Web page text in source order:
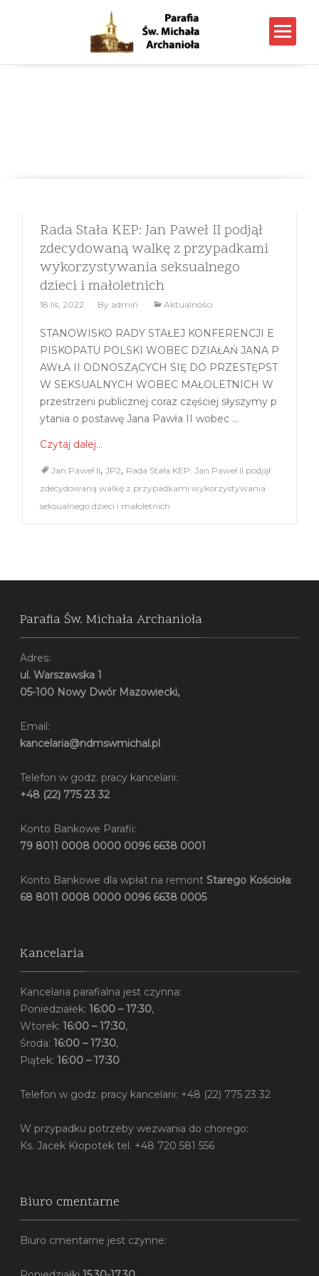
Rada Stała KEP: Jan Paweł II podjął
zdecydowaną walkę z przypadkami
wykorzystywania seksualnego
dzieci i małoletnich
18 lis, 2022 By admin Aktualności
STANOWISKO RADY STAŁEJ KONFERENCJI E
PISKOPATU POLSKI WOBEC DZIAŁAŃ JANA P
AWŁA II ODNOSZĄCYCH SIĘ DO PRZESTĘPST
W SEKSUALNYCH WOBEC MAŁOLETNICH W
przestrzeni publicznej coraz częściej słyszymy p
ytania o postawę Jana Pawła II wobec ...
Czytaj dalej...
Jan Paweł II, JP2, Rada Stała KEP: Jan Paweł II podjął
zdecydowaną walkę z przypadkami wykorzystywania
seksualnego dzieci i małoletnich
Parafia Św. Michała Archanioła
Adres:
ul. Warszawska 1
05-100 Nowy Dwór Mazowiecki,
Email:
kancelaria@ndmswmichal.pl
Telefon w godz. pracy kancelarii:
+48 (22) 775 23 32
Konto Bankowe Parafii:
79 8011 0008 0000 0096 6638 0001
Konto Bankowe dla wpłat na remont Starego Kościoła:
68 8011 0008 0000 0096 6638 0005
Kancelaria
Kancelaria parafialna jest czynna:
Poniedziałek: 16:00 – 17:30,
Wtorek: 16:00 – 17:30,
Środa: 16:00 – 17:30,
Piątek: 16:00 – 17:30
Telefon w godz. pracy kancelarii: +48 (22) 775 23 32
W przypadku potrzeby wezwania do chorego:
Ks. Jacek Kłopotek tel. +48 720 581 556
Biuro cmentarne
Biuro cmentarne jest czynne: